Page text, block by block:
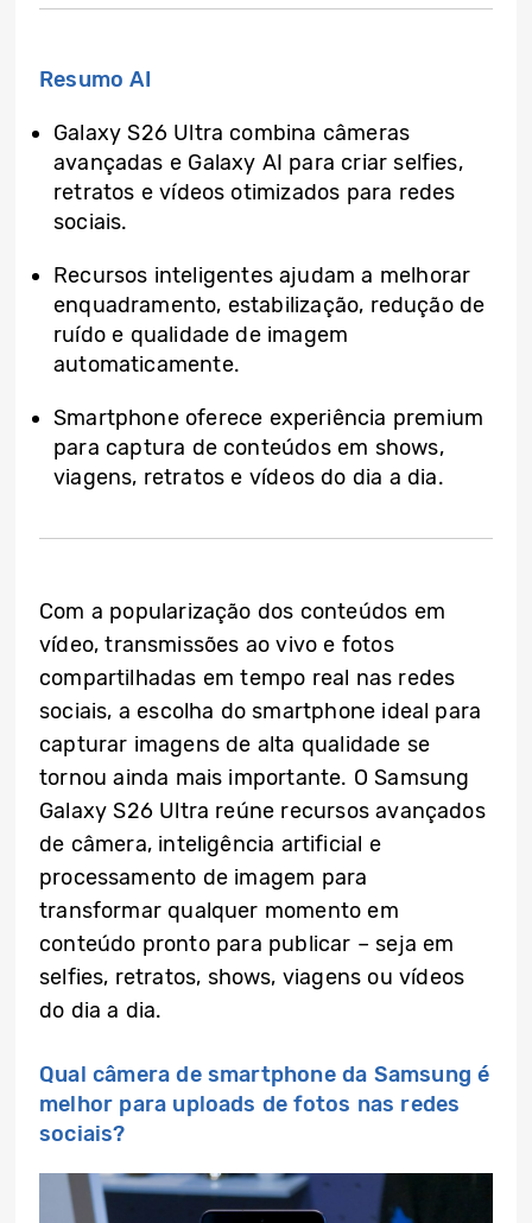
Resumo AI
Galaxy S26 Ultra combina câmeras
avançadas e Galaxy AI para criar selfies,
retratos e vídeos otimizados para redes
sociais.
Recursos inteligentes ajudam a melhorar
enquadramento, estabilização, redução de
ruído e qualidade de imagem
automaticamente.
Smartphone oferece experiência premium
para captura de conteúdos em shows,
viagens, retratos e vídeos do dia a dia.
Com a popularização dos conteúdos em
vídeo, transmissões ao vivo e fotos
compartilhadas em tempo real nas redes
sociais, a escolha do smartphone ideal para
capturar imagens de alta qualidade se
tornou ainda mais importante. O Samsung
Galaxy S26 Ultra reúne recursos avançados
de câmera, inteligência artificial e
processamento de imagem para
transformar qualquer momento em
conteúdo pronto para publicar – seja em
selfies, retratos, shows, viagens ou vídeos
do dia a dia.
Qual câmera de smartphone da Samsung é
melhor para uploads de fotos nas redes
sociais?